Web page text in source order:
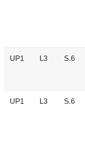
UP1 L3 S.6
UP1 L3 S.6